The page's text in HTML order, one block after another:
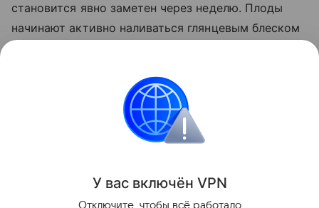
становится явно заметен через неделю. Плоды
начинают активно наливаться глянцевым блеском
свою силу на том, чтобы дать урожайю
возможность нормально вызреть.
У вас включён VPN
Отключите, чтобы всё работало